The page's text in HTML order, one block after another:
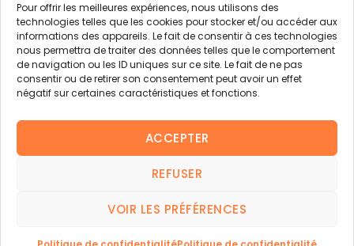
Pour offrir les meilleures expériences, nous utilisons des
technologies telles que les cookies pour stocker et/ou accéder aux
informations des appareils. Le fait de consentir à ces technologies
nous permettra de traiter des données telles que le comportement
de navigation ou les ID uniques sur ce site. Le fait de ne pas
consentir ou de retirer son consentement peut avoir un effet
négatif sur certaines caractéristiques et fonctions.
ACCEPTER
REFUSER
VOIR LES PRÉFÉRENCES
Autres services
Économie locale
Agriculture
Filière bois
Environnement
Aides aux entreprises
Aides aux associations
Actualités
FAQ
Contact